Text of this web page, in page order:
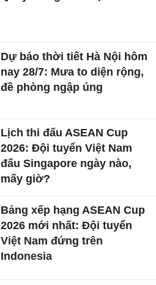
Dự báo thời tiết Hà Nội hôm
nay 28/7: Mưa to diện rộng,
đề phòng ngập úng
Lịch thi đấu ASEAN Cup
2026: Đội tuyển Việt Nam
đấu Singapore ngày nào,
mấy giờ?
Bảng xếp hạng ASEAN Cup
2026 mới nhất: Đội tuyển
Việt Nam đứng trên
Indonesia